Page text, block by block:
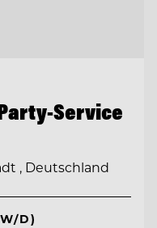
Service
, Deutschland
D)